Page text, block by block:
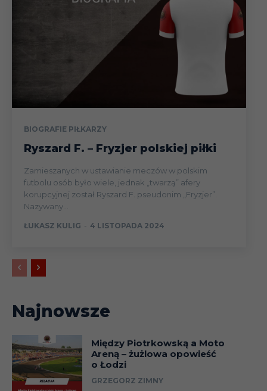
BIOGRAFIE PIŁKARZY
Ryszard F. – Fryzjer polskiej piłki
Zamieszanych w ustawianie meczów w polskim
futbolu osób było wiele, jednak „twarzą” afery
korupcyjnej został Ryszard F. pseudonim „Fryzjer”.
Nazywany...
ŁUKASZ KULIG - 4 LISTOPADA 2024
Najnowsze
Między Piotrkowską a Moto
Areną – żużlowa opowieść
o Łodzi
GRZEGORZ ZIMNY